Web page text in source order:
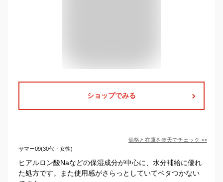
ショップでみる
価格と在庫を楽天でチェック >>
サマー09(30代・女性)
ヒアルロン酸Naなどの保湿成分が中心に、水分補給に優れ
た処方です。また使用感がさらっとしていてベタつかない